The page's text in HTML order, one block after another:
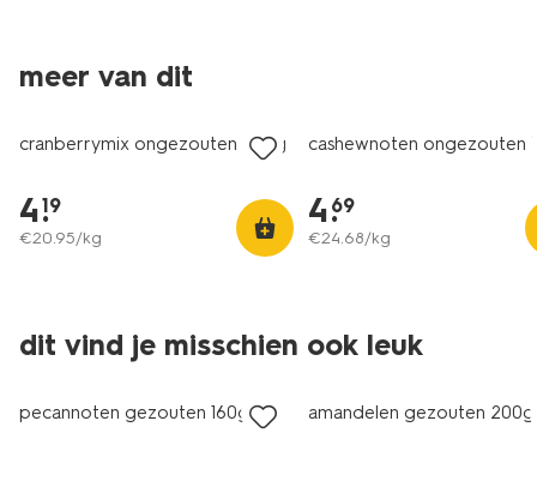
meer van dit
2 voor 6.99
met je HEMA pas
cranberrymix ongezouten 200g
4.
19
€20.95/kg
cashewnoten ongezouten
4.
69
€24.68/kg
dit vind je misschien ook leuk
2 voor 6.99
met je HEMA pas
pecannoten gezouten 160g
2 voor 6.99
met je HEMA pas
amandelen gezouten 200g